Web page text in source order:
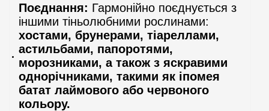
Поєднання: Гармонійно поєднується з
іншими тіньолюбними рослинами:
хостами, брунерами, тіареллами,
астильбами, папоротями,
морозниками, а також з яскравими
однорічниками, такими як іпомея
батат лаймового або червоного
кольору.